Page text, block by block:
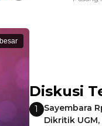
Diskusi
1
Sayembara
Dikritik